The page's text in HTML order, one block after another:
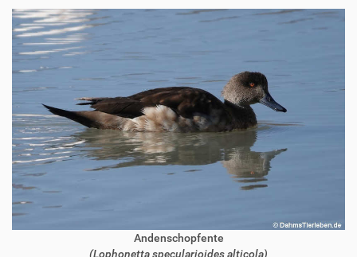
Andenschopfente
(Lophonetta specularioides alticola)